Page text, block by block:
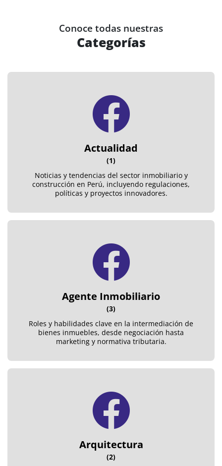
Conoce todas nuestras
Categorías
Actualidad
(1)
Noticias y tendencias del sector inmobiliario y
construcción en Perú, incluyendo regulaciones,
políticas y proyectos innovadores.
Agente Inmobiliario
(3)
Roles y habilidades clave en la intermediación de
bienes inmuebles, desde negociación hasta
marketing y normativa tributaria.
Arquitectura
(2)